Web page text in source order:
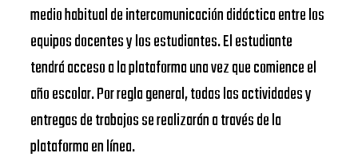
medio habitual de intercomunicación didáctica entre los
equipos docentes y los estudiantes. El estudiante
tendrá acceso a la plataforma una vez que comience el
año escolar. Por regla general, todas las actividades y
entregas de trabajos se realizarán a través de la
plataforma en línea.